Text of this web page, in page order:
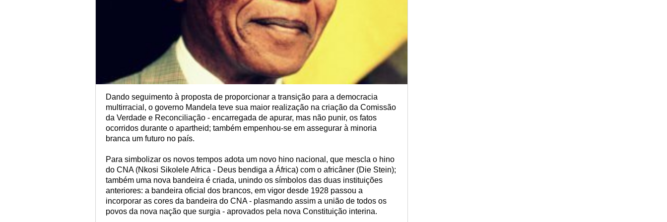
Dando seguimento à proposta de proporcionar a transição para a democracia
multirracial, o governo Mandela teve sua maior realização na criação da Comissão
da Verdade e Reconciliação - encarregada de apurar, mas não punir, os fatos
ocorridos durante o apartheid; também empenhou-se em assegurar à minoria
branca um futuro no país.
Para simbolizar os novos tempos adota um novo hino nacional, que mescla o hino
do CNA (Nkosi Sikolele Africa - Deus bendiga a África) com o africâner (Die Stein);
também uma nova bandeira é criada, unindo os símbolos das duas instituições
anteriores: a bandeira oficial dos brancos, em vigor desde 1928 passou a
incorporar as cores da bandeira do CNA - plasmando assim a união de todos os
povos da nova nação que surgia - aprovados pela nova Constituição interina.